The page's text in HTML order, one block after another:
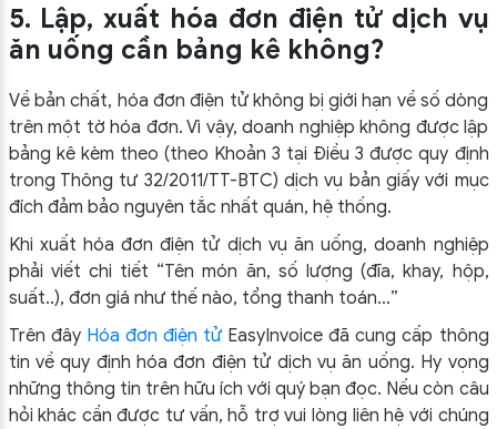
5. Lập, xuất hóa đơn điện tử dịch vụ
ăn uống cần bảng kê không?
Về bản chất, hóa đơn điện tử không bị giới hạn về số dòng
trên một tờ hóa đơn. Vì vậy, doanh nghiệp không được lập
bảng kê kèm theo (theo Khoản 3 tại Điều 3 được quy định
trong Thông tư 32/2011/TT-BTC) dịch vụ bản giấy với mục
đích đảm bảo nguyên tắc nhất quán, hệ thống.
Khi xuất hóa đơn điện tử dịch vụ ăn uống, doanh nghiệp
phải viết chi tiết “Tên món ăn, số lượng (đĩa, khay, hộp,
suất..), đơn giá như thế nào, tổng thanh toán…”
Trên đây Hóa đơn điện tử EasyInvoice đã cung cấp thông
tin về quy định hóa đơn điện tử dịch vụ ăn uống. Hy vọng
những thông tin trên hữu ích với quý bạn đọc. Nếu còn câu
hỏi khác cần được tư vấn, hỗ trợ vui lòng liên hệ với chúng